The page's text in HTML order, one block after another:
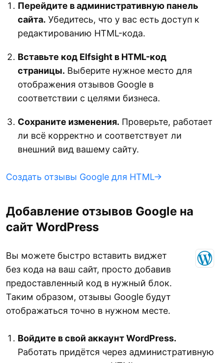
Перейдите в административную панель
сайта. Убедитесь, что у вас есть доступ к
редактированию HTML-кода.
Вставьте код Elfsight в HTML-код
страницы. Выберите нужное место для
отображения отзывов Google в
соответствии с целями бизнеса.
Сохраните изменения. Проверьте, работает
ли всё корректно и соответствует ли
внешний вид вашему сайту.
Создать отзывы Google для HTML→
Добавление отзывов Google на
сайт WordPress
Вы можете быстро вставить виджет
без кода на ваш сайт, просто добавив
предоставленный код в нужный блок.
Таким образом, отзывы Google будут
отображаться точно в нужном месте.
Войдите в свой аккаунт WordPress.
Работать придётся через административную